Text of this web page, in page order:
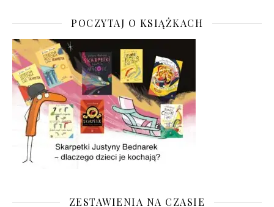
POCZYTAJ O KSIĄŻKACH
ZESTAWIENIA NA CZASIE